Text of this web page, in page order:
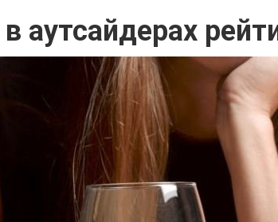
аутсайдерах